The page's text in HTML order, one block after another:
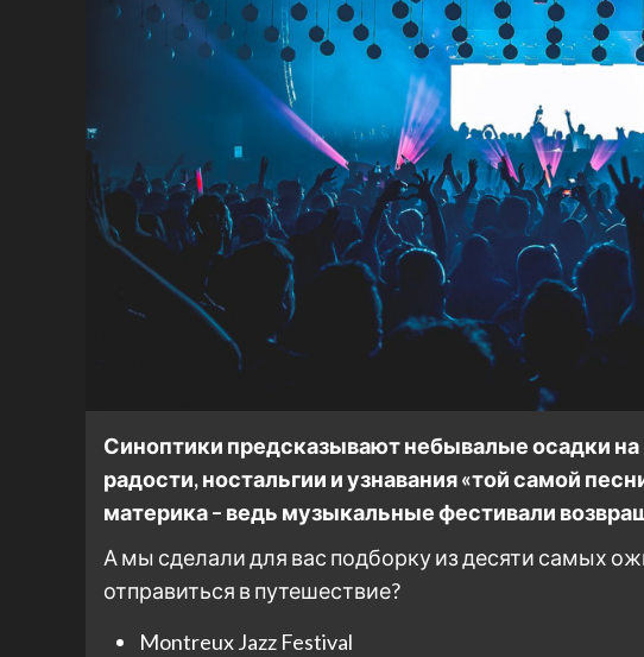
Синоптики предсказывают небывалые осадки
радости, ностальгии и узнавания «той самой
материка – ведь музыкальные фестивали
А мы сделали для вас подборку из десяти самых
отправиться в путешествие?
Montreux Jazz Festival